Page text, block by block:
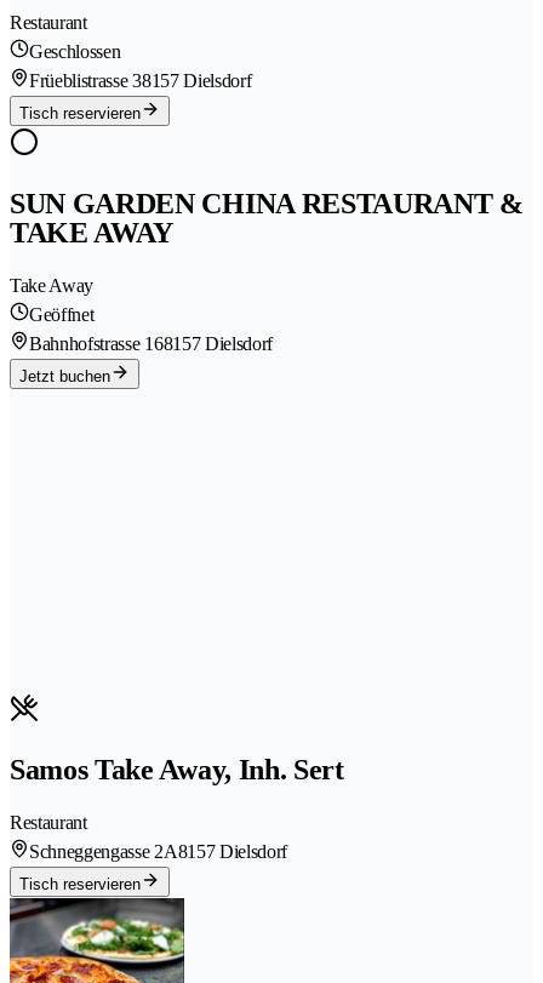
Restaurant
Geschlossen
Früeblistrasse 38157 Dielsdorf
Tisch reservieren
SUN GARDEN CHINA RESTAURANT &
TAKE AWAY
Take Away
Geöffnet
Bahnhofstrasse 168157 Dielsdorf
Jetzt buchen
Samos Take Away, Inh. Sert
Restaurant
Schneggengasse 2A8157 Dielsdorf
Tisch reservieren